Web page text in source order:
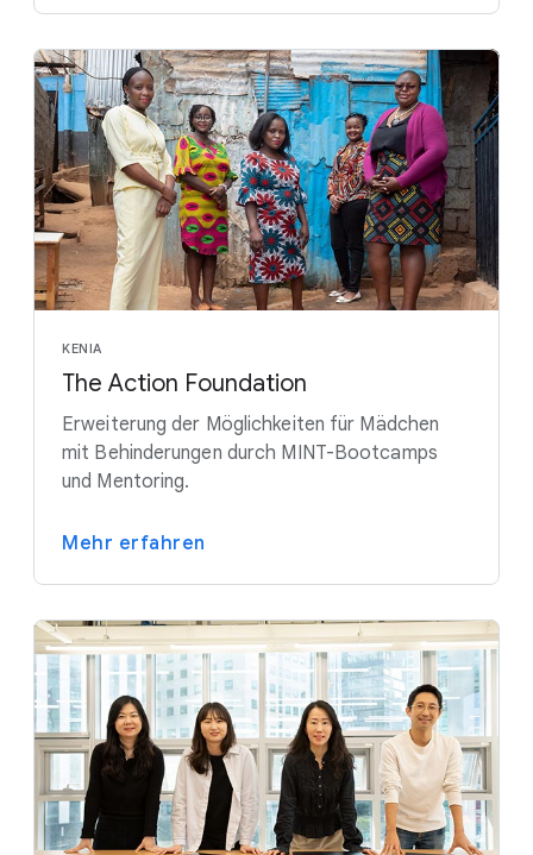
KENIA
The Action Foundation
Erweiterung der Möglichkeiten für Mädchen
mit Behinderungen durch MINT-Bootcamps
und Mentoring.
Mehr erfahren